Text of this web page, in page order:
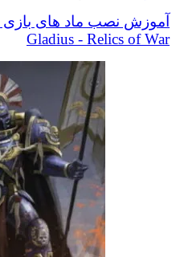
pt
1
عدد
Gladius - Relics of War